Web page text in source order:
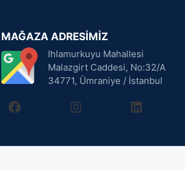
MAĞAZA ADRESİMİZ
Ihlamurkuyu Mahallesi
Malazgirt Caddesi, No:32/A
34771, Ümraniye / İstanbul
facebookinstagramlinkedin